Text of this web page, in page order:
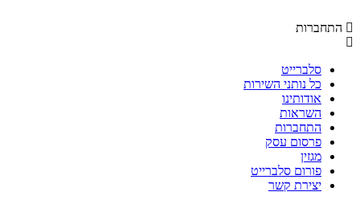
התחברות
סלברייט
כל נותני השירות
אודותינו
השראות
התחברות
פרסום עסק
מגזין
פורום סלברייט
יצירת קשר